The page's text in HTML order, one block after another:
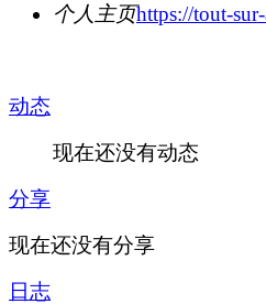
个人主页https://tout-
动态
现在还没有动态
分享
现在还没有分享
日志